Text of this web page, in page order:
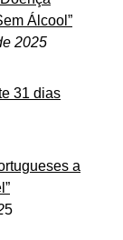
Álcool”
2025
31 dias
a
5